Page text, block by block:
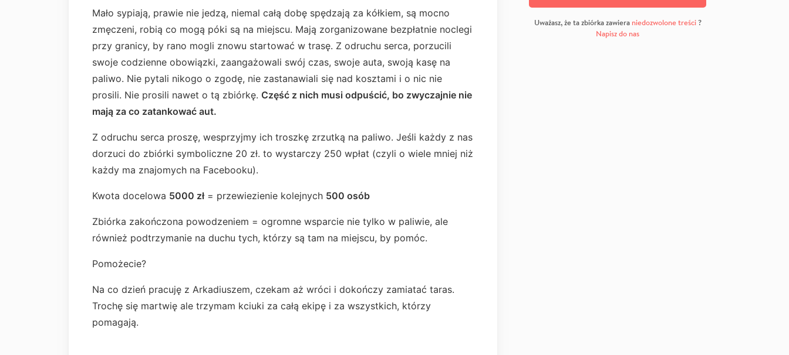
Mało sypiają, prawie nie jedzą, niemal całą dobę spędzają za kółkiem, są mocno
zmęczeni, robią co mogą póki są na miejscu. Mają zorganizowane bezpłatnie noclegi
przy granicy, by rano mogli znowu startować w trasę. Z odruchu serca, porzucili
swoje codzienne obowiązki, zaangażowali swój czas, swoje auta, swoją kasę na
paliwo. Nie pytali nikogo o zgodę, nie zastanawiali się nad kosztami i o nic nie
prosili. Nie prosili nawet o tą zbiórkę. Część z nich musi odpuścić, bo zwyczajnie nie
mają za co zatankować aut.
Z odruchu serca proszę, wesprzyjmy ich troszkę zrzutką na paliwo. Jeśli każdy z nas
dorzuci do zbiórki symboliczne 20 zł. to wystarczy 250 wpłat (czyli o wiele mniej niż
każdy ma znajomych na Facebooku).
Kwota docelowa 5000 zł= przewiezienie kolejnych 500 osób
Zbiórka zakończona powodzeniem = ogromne wsparcie nie tylko w paliwie, ale
również podtrzymanie na duchu tych, którzy są tam na miejscu, by pomóc.
Pomożecie?
Na co dzień pracuję z Arkadiuszem, czekam aż wróci i dokończy zamiatać taras.
Trochę się martwię ale trzymam kciuki za całą ekipę i za wszystkich, którzy
pomagają.
Uważasz, że ta zbiórka zawiera niedozwolone treści?
Napisz do nas